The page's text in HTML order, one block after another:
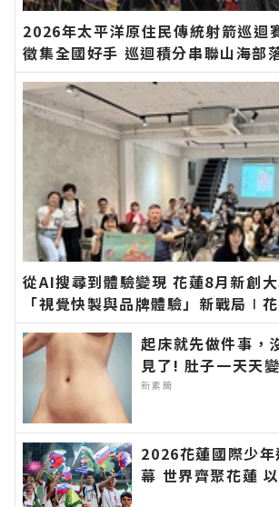
2026年太平洋原住民傳統射箭巡迴
徵集全國好手 巡迴積分串聯山海部落 即日起開放
報名∣花蓮新聞網官方網站各類新
日新聞報導 最新的在地資訊！
從AI搜尋到體驗變現 花蓮8月新創
「視覺快製與品牌體驗」新戰局∣
網站各類新聞－最快速的今日新聞
資訊！
起床就先做件事，
見了! 肚子一天天變
新素簡
2026花蓮國際少
幕 世界齊聚花蓮